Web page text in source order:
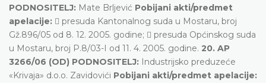
PODNOSITELJ: Mate Brljević Pobijani akti/predmet
apelacije:  presuda Kantonalnog suda u Mostaru, broj
Gž.896/05 od 8. 12. 2005. godine;  presuda Općinskog suda
u Mostaru, broj P.8/03-I od 11. 4. 2005. godine. 20. AP
3266/06 (OD) PODNOSITELJ: Industrijsko preduzeće
«Krivaja» d.o.o. Zavidovići Pobijani akti/predmet apelacije: